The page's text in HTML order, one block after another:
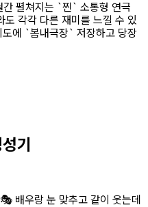
펼쳐지는 `찐` 소통형 연극
각각 다른 재미를 느낄 수 있
에 `봄내극장` 저장하고 당장
기
배우랑 눈 맞추고 같이 웃는데